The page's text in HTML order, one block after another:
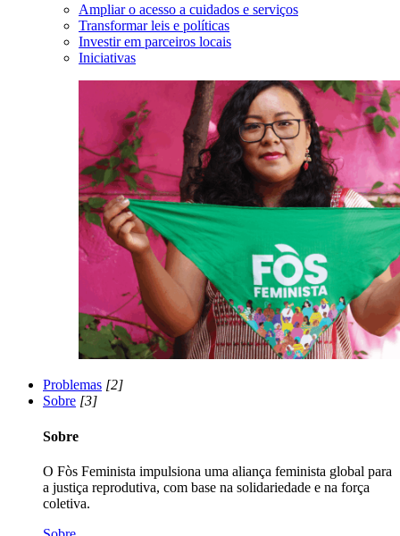
Ampliar o acesso a cuidados e serviços
Transformar leis e políticas
Investir em parceiros locais
Iniciativas
Problemas [2]
Sobre [3]
Sobre
O Fòs Feminista impulsiona uma aliança feminista global para
a justiça reprodutiva, com base na solidariedade e na força
coletiva.